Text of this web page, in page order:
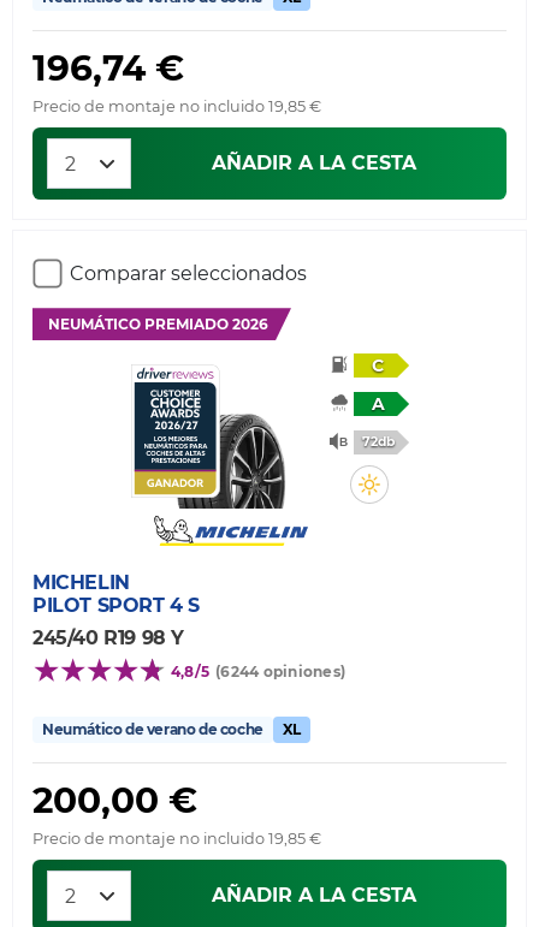
196,74 €
Precio de montaje no incluido 19,85 €
AÑADIR A LA CESTA
Comparar seleccionados
NEUMÁTICO PREMIADO 2026
C
A
72db
MICHELIN
PILOT SPORT 4 S
245/40 R19 98 Y
4,8/5 (6244 opiniones)
Neumático de verano de coche XL
200,00 €
Precio de montaje no incluido 19,85 €
AÑADIR A LA CESTA